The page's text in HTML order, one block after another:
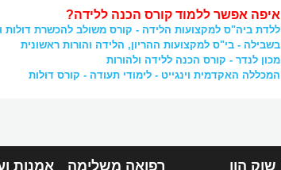
איפה אפשר ללמוד קורס הכנה ללידה?
ללדת ביה"ס למקצועות הלידה - קורס משולב להכשרת דולות
בשבילה - בי"ס למקצועות ההריון, הלידה והורות ראשונית
מכון לנדר - קורס הכנה ללידה ולהורות
המכללה האקדמית וינגייט - לימודי תעודה - קורס דולות
שוק הון רפואה משלימה אמנות